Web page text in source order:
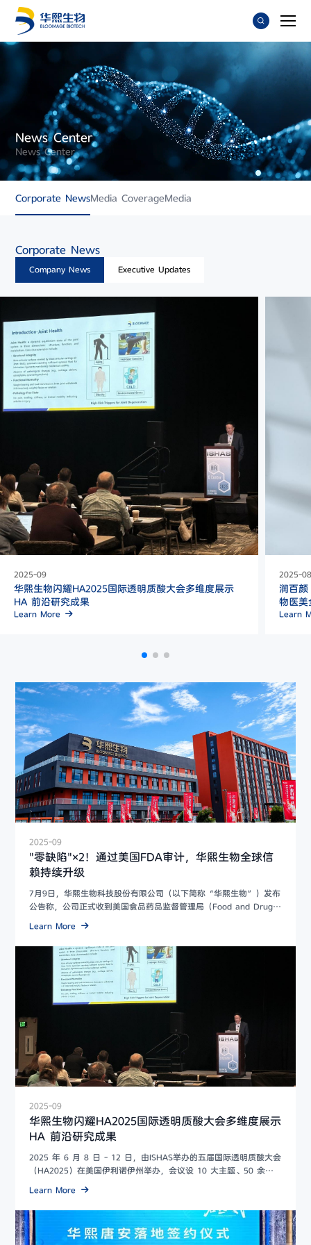
News Center
News Center
Corporate NewsMedia CoverageMedia
Corporate News
Company News Executive Updates
2025-09
华熙生物闪耀HA2025国际透明质酸大会多维度展示
HA 前沿研究成果
Learn More
2025-08
润百
物医美
Learn
2025-09
"零缺陷"×2！通过美国FDA审计，华熙生物全球信
赖持续升级
7月9日，华熙生物科技股份有限公司（以下简称“华熙生物”）发布
公告称，公司正式收到美国食品药品监督管理局（Food and Drug
Administrati...
Learn More
2025-09
华熙生物闪耀HA2025国际透明质酸大会多维度展示
HA 前沿研究成果
2025 年 6 月 8 日 - 12 日，由ISHAS举办的五届国际透明质酸大会
（HA2025）在美国伊利诺伊州举办，会议设 10 大主题、50 余场
演讲，覆盖透...
Learn More